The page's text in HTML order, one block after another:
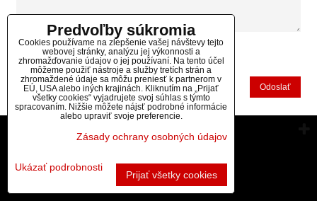
*(Povinné)
Odoslať
Predvoľby súkromia
Cookies používame na zlepšenie vašej návštevy tejto
webovej stránky, analýzu jej výkonnosti a
zhromažďovanie údajov o jej používaní. Na tento účel
môžeme použiť nástroje a služby tretích strán a
zhromaždené údaje sa môžu preniesť k partnerom v
EÚ, USA alebo iných krajinách. Kliknutím na „Prijať
všetky cookies“ vyjadrujete svoj súhlas s týmto
spracovaním. Nižšie môžete nájsť podrobné informácie
alebo upraviť svoje preferencie.
Zásady ochrany osobných údajov
Ukázať podrobnosti
Prijať všetky cookies